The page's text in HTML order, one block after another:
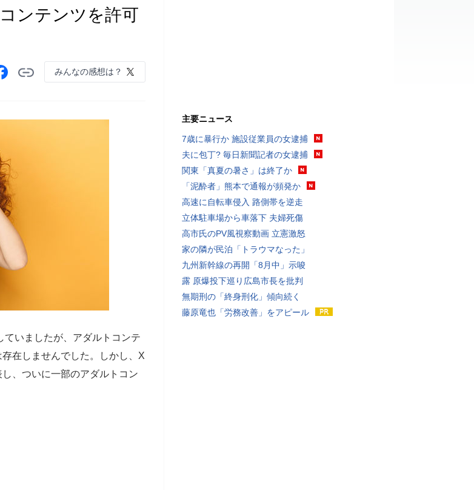
ンテンツを許可
みんなの感想は？
ていましたが、アダルトコンテ
在しませんでした。しかし、X
、ついに一部のアダルトコン
主要ニュース
7歳に暴行か 施設従業員の女逮捕
夫に包丁? 毎日新聞記者の女逮捕
関東「真夏の暑さ」は終了か
「泥酔者」熊本で通報が頻発か
高速に自転車侵入 路側帯を逆走
立体駐車場から車落下 夫婦死傷
高市氏のPV風視察動画 立憲激怒
家の隣が民泊「トラウマなった」
九州新幹線の再開「8月中」示唆
露 原爆投下巡り広島市長を批判
無期刑の「終身刑化」傾向続く
藤原竜也「労務改善」をアピール